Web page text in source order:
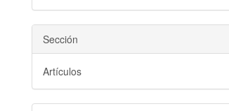
Sección
Artículos